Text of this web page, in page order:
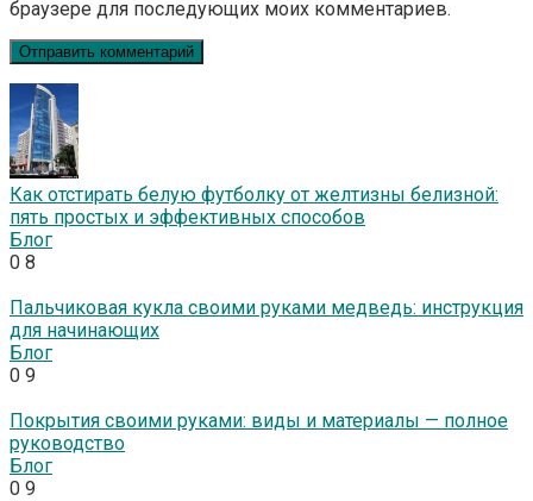
браузере для последующих моих комментариев.
Как отстирать белую футболку от желтизны белизной:
пять простых и эффективных способов
Блог
0 8
Пальчиковая кукла своими руками медведь: инструкция
для начинающих
Блог
0 9
Покрытия своими руками: виды и материалы — полное
руководство
Блог
0 9